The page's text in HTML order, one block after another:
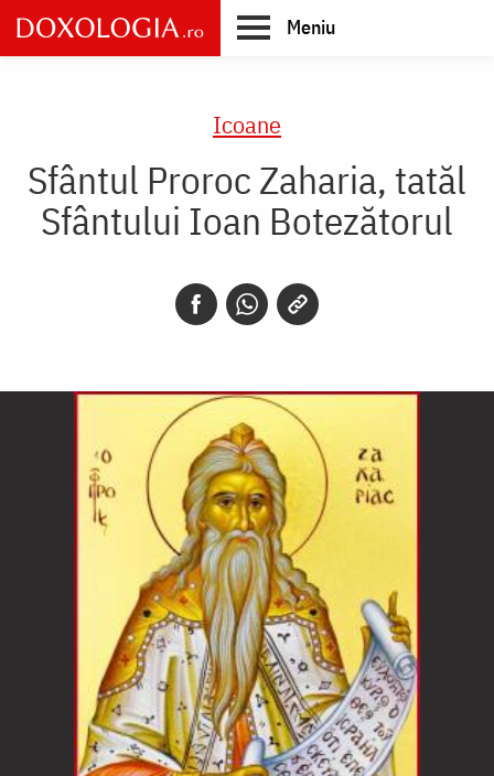
Skip
to
main
Meniu
Icoane
Sfântul Proroc Zaharia, tatăl
Sfântului Ioan Botezătorul